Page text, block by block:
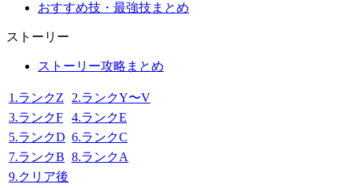
おすすめ技・最強技まとめ
ストーリー
ストーリー攻略まとめ
1.ランクZ
2.ランクY〜V
3.ランクF
4.ランクE
5.ランクD 6.ランクC
7.ランクB 8.ランクA
9.クリア後